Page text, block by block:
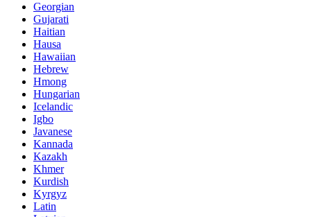
Georgian
Gujarati
Haitian
Hausa
Hawaiian
Hebrew
Hmong
Hungarian
Icelandic
Igbo
Javanese
Kannada
Kazakh
Khmer
Kurdish
Kyrgyz
Latin